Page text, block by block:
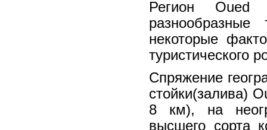
Регион Oued
разнообразные
некоторые
туристического
Спряжение
стойки(залива)
8 км), на
высшего сорта